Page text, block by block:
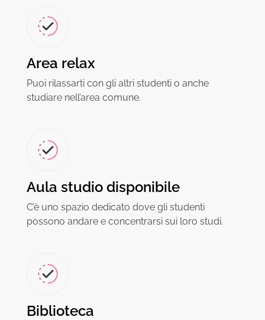
Area relax
Puoi rilassarti con gli altri studenti o anche
studiare nell’area comune.
Aula studio disponibile
C’è uno spazio dedicato dove gli studenti
possono andare e concentrarsi sui loro studi.
Biblioteca